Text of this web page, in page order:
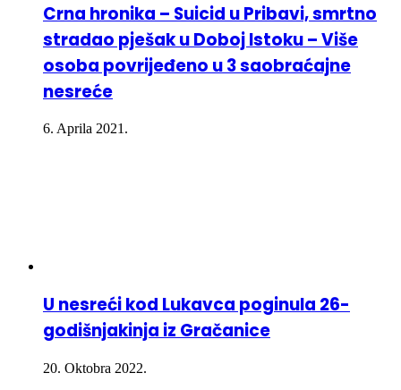
Crna hronika – Suicid u Pribavi, smrtno
stradao pješak u Doboj Istoku – Više
osoba povrijeđeno u 3 saobraćajne
nesreće
6. Aprila 2021.
U nesreći kod Lukavca poginula 26-
godišnjakinja iz Gračanice
20. Oktobra 2022.